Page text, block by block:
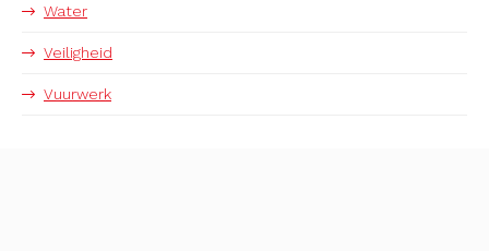
Water
Veiligheid
Vuurwerk